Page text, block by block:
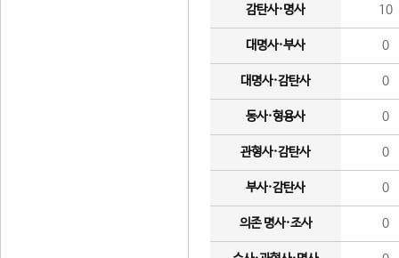
감탄사·명사 10
대명사·부사 0
대명사·감탄사 0
동사·형용사 0
관형사·감탄사 0
부사·감탄사 0
의존 명사·조사 0